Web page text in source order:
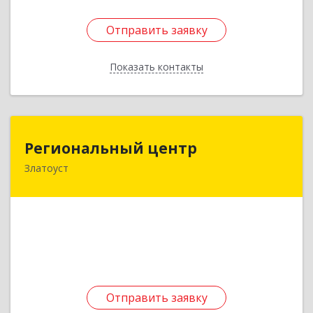
Отправить заявку
Показать контакты
Отправить заявку
Назад
Региональный центр
Златоуст
Отправить заявку
Региональный центр
456227, Челябинская обл, Златоуст г, Мира пр-
Отправить заявку